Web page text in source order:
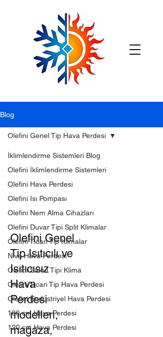
Blog
İklimlendirme Sistemleri Blog
Olefini İklimlendirme Sistemleri
Olefini Hava Perdesi
Olefini Isı Pompası
Olefini Nem Alma Cihazları
Olefini Duvar Tipi Split Klimalar
Olefini Ticari Tip Klimalar
Niva Hava Perdesi
Olefini Salon Tipi Klima
Olefini Ticari Tip Hava Perdesi
Olefini Endüstriyel Hava Perdesi
100 cm Hava Perdesi
120 cm Hava Perdesi
Olefini Genel Tip Hava Perdesi
Olefini Genel
Tip Isıtıcılı ve
Isıtıcısız
Hava
Perdesi
modelleri,
mağaza,